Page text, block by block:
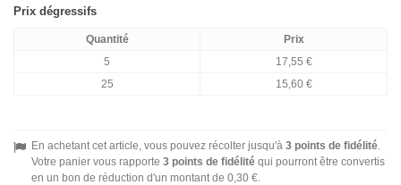
Prix dégressifs
Quantité
Prix
5
17,55 €
25
15,60 €
En achetant cet article, vous pouvez récolter jusqu'à 3 points de fidélité.
Votre panier vous rapporte 3 points de fidélité qui pourront être convertis
en un bon de réduction d'un montant de 0,30 €.